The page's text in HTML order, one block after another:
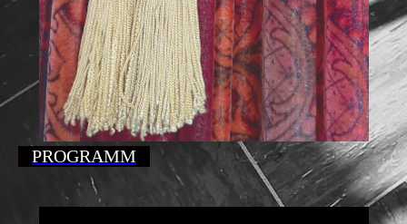
PROGRAMM